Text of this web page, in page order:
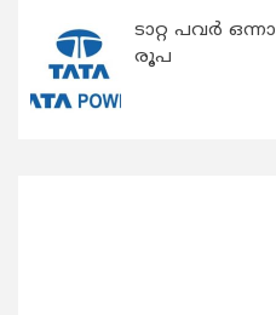
ടാറ്റ പവർ
രൂപ